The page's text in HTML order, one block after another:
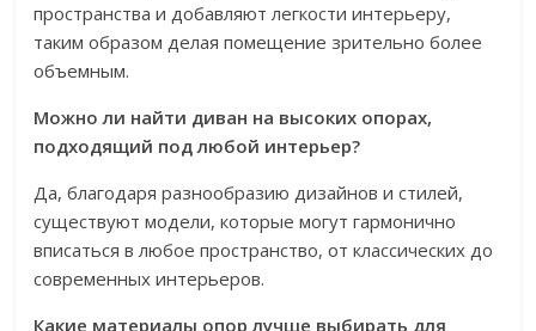
пространства и добавляют легкости интерьеру,
таким образом делая помещение зрительно более
объемным.
Можно ли найти диван на высоких опорах,
подходящий под любой интерьер?
Да, благодаря разнообразию дизайнов и стилей,
существуют модели, которые могут гармонично
вписаться в любое пространство, от классических до
современных интерьеров.
Какие материалы опор лучше выбирать для